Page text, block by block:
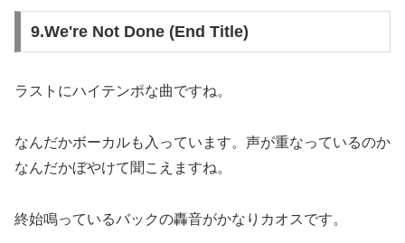
9.We're Not Done (End Title)
ラストにハイテンポな曲ですね。
なんだかボーカルも入っています。声が重なっているのか
なんだかぼやけて聞こえますね。
終始鳴っているバックの轟音がかなりカオスです。